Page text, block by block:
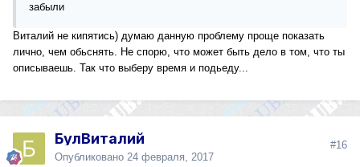
забыли
Виталий не кипятись) думаю данную проблему проще показать
лично, чем обьснять. Не спорю, что может быть дело в том, что ты
описываешь. Так что выберу время и подьеду...
БулВиталий
Опубликовано 24 февраля, 2017
#16